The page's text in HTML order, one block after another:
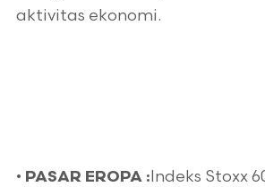
aktivitas ekonomi.
• PASAR EROPA : Indeks Stoxx